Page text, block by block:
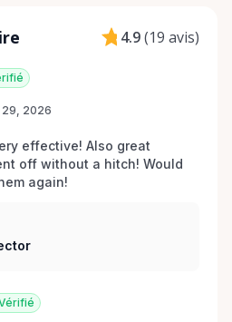
4.9(19 avis)
29, 2026
effective! Also great
off without a hitch! Would
again!